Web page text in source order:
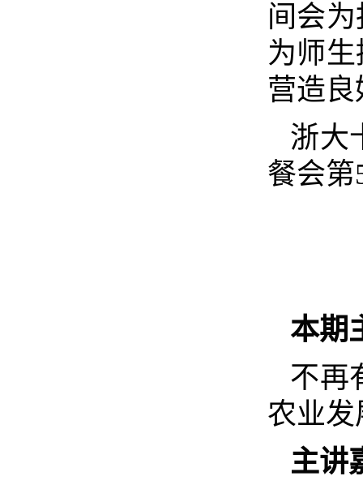
间会
为师
营造
浙大
餐会第
本期
不再
农业发
主讲